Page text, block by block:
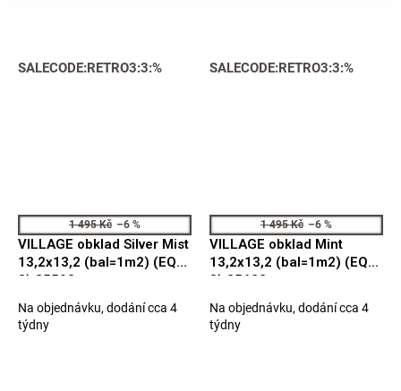
SALECODE:RETRO3:3:%
1 495 Kč –6 %
VILLAGE obklad Silver Mist
13,2x13,2 (bal=1m2) (EQ-
3) 25593
Na objednávku, dodání cca 4
týdny
SALECODE:RETRO3:3:%
1 495 Kč –6 %
VILLAGE obklad Mint
13,2x13,2 (bal=1m2) (EQ-
3) 25622
Na objednávku, dodání cca 4
týdny